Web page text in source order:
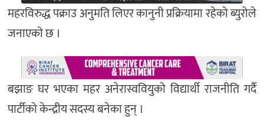
महरविरुद्ध पक्राउ अनुमति लिएर कानुनी प्रक्रियामा रहेको ब्युरोले
जनाएको छ ।
बझाङ घर भएका महर अनेरास्ववियुको विद्यार्थी राजनीति गर्दै
पार्टीको केन्द्रीय सदस्य बनेका हुन् ।